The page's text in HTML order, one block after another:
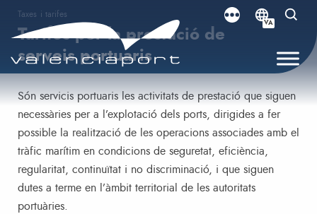
VA
Taxes i tarifes​
Tarifes per la prestació de
serveis portuaris
Són servicis portuaris les activitats de prestació que siguen
necessàries per a l’explotació dels ports, dirigides a fer
possible la realització de les operacions associades amb el
tràfic marítim en condicions de seguretat, eficiència,
regularitat, continuïtat i no discriminació, i que siguen
dutes a terme en l’àmbit territorial de les autoritats
portuàries.